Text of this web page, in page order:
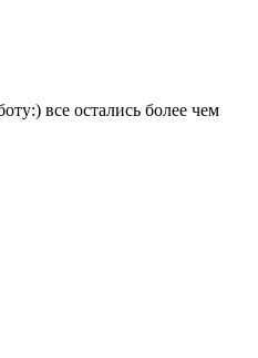
все остались более чем